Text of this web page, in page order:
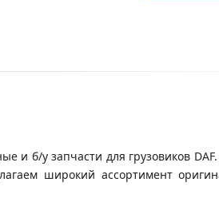
и б/у запчасти для грузовиков
широкий ассортимент